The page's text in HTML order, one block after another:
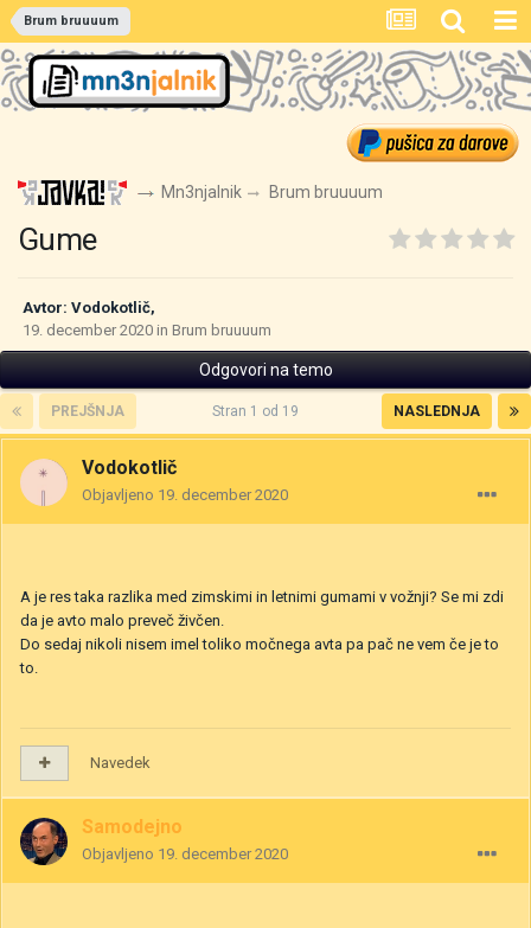
Brum bruuuum
Mn3njalnik Brum bruuuum
Gume
Avtor: Vodokotlič,
19. december 2020 in Brum bruuuum
Odgovori na temo
PREJŠNJA NASLEDNJA
Stran 1 od 19
Vodokotlič
Objavljeno 19. december 2020
A je res taka razlika med zimskimi in letnimi gumami v vožnji? Se mi zdi
da je avto malo preveč živčen.
Do sedaj nikoli nisem imel toliko močnega avta pa pač ne vem če je to
to.
Navedek
Samodejno
Objavljeno 19. december 2020